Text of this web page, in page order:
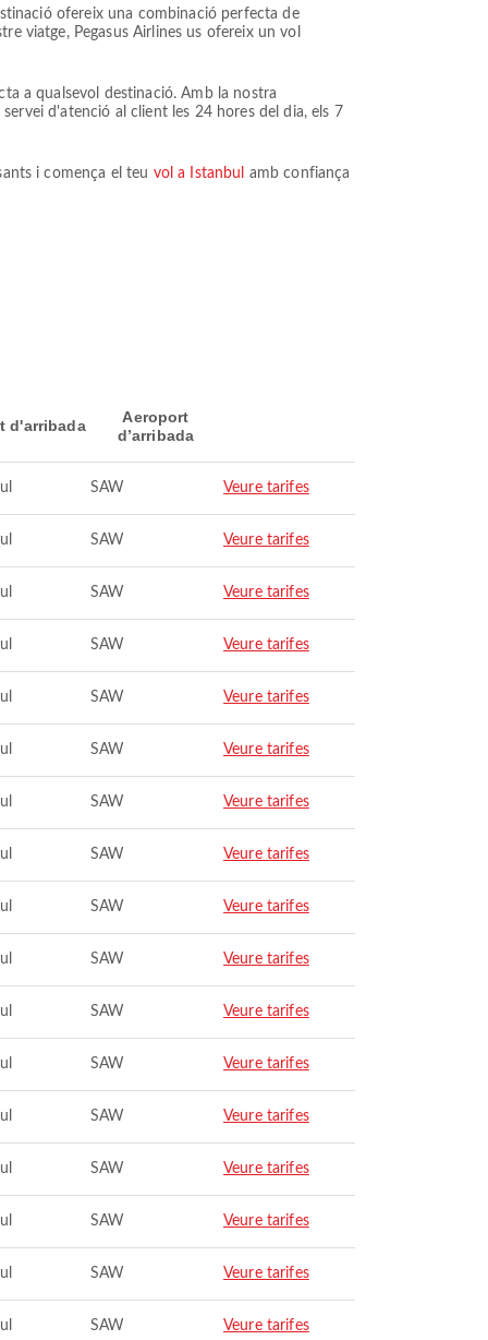
ofereix una combinació perfecta de
viatge, Pegasus Airlines us ofereix un vol
a qualsevol destinació. Amb la nostra
d'atenció al client les 24 hores del dia, els 7
i comença el teu vol a Istanbul
amb confiança
d'arribada
Aeroport
d’arribada
SAW Veure tarifes
SAW Veure tarifes
SAW Veure tarifes
SAW Veure tarifes
SAW Veure tarifes
SAW Veure tarifes
SAW Veure tarifes
SAW Veure tarifes
SAW Veure tarifes
SAW Veure tarifes
SAW Veure tarifes
SAW Veure tarifes
SAW Veure tarifes
SAW Veure tarifes
SAW Veure tarifes
SAW Veure tarifes
SAW Veure tarifes